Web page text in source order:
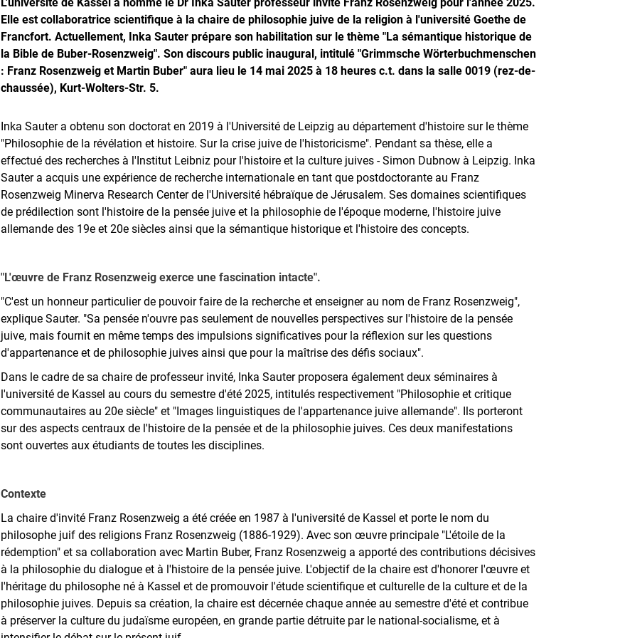
Elle est collaboratrice scientifique à la chaire de philosophie juive de la religion à l'université Goethe de
Francfort. Actuellement, Inka Sauter prépare son habilitation sur le thème "La sémantique historique de
la Bible de Buber-Rosenzweig". Son discours public inaugural, intitulé "Grimmsche Wörterbuchmenschen
: Franz Rosenzweig et Martin Buber" aura lieu le 14 mai 2025 à 18 heures c.t. dans la salle 0019 (rez-de-
chaussée), Kurt-Wolters-Str. 5.
Inka Sauter a obtenu son doctorat en 2019 à l'Université de Leipzig au département d'histoire sur le thème
"Philosophie de la révélation et histoire. Sur la crise juive de l'historicisme". Pendant sa thèse, elle a
effectué des recherches à l'Institut Leibniz pour l'histoire et la culture juives - Simon Dubnow à Leipzig. Inka
Sauter a acquis une expérience de recherche internationale en tant que postdoctorante au Franz
Rosenzweig Minerva Research Center de l'Université hébraïque de Jérusalem. Ses domaines scientifiques
de prédilection sont l'histoire de la pensée juive et la philosophie de l'époque moderne, l'histoire juive
allemande des 19e et 20e siècles ainsi que la sémantique historique et l'histoire des concepts.
"L'œuvre de Franz Rosenzweig exerce une fascination intacte".
"C'est un honneur particulier de pouvoir faire de la recherche et enseigner au nom de Franz Rosenzweig",
explique Sauter. "Sa pensée n'ouvre pas seulement de nouvelles perspectives sur l'histoire de la pensée
juive, mais fournit en même temps des impulsions significatives pour la réflexion sur les questions
d'appartenance et de philosophie juives ainsi que pour la maîtrise des défis sociaux".
Dans le cadre de sa chaire de professeur invité, Inka Sauter proposera également deux séminaires à
l'université de Kassel au cours du semestre d'été 2025, intitulés respectivement "Philosophie et critique
communautaires au 20e siècle" et "Images linguistiques de l'appartenance juive allemande". Ils porteront
sur des aspects centraux de l'histoire de la pensée et de la philosophie juives. Ces deux manifestations
sont ouvertes aux étudiants de toutes les disciplines.
Contexte
La chaire d'invité Franz Rosenzweig a été créée en 1987 à l'université de Kassel et porte le nom du
philosophe juif des religions Franz Rosenzweig (1886-1929). Avec son œuvre principale "L'étoile de la
rédemption" et sa collaboration avec Martin Buber, Franz Rosenzweig a apporté des contributions décisives
à la philosophie du dialogue et à l'histoire de la pensée juive. L'objectif de la chaire est d'honorer l'œuvre et
l'héritage du philosophe né à Kassel et de promouvoir l'étude scientifique et culturelle de la culture et de la
philosophie juives. Depuis sa création, la chaire est décernée chaque année au semestre d'été et contribue
à préserver la culture du judaïsme européen, en grande partie détruite par le national-socialisme, et à